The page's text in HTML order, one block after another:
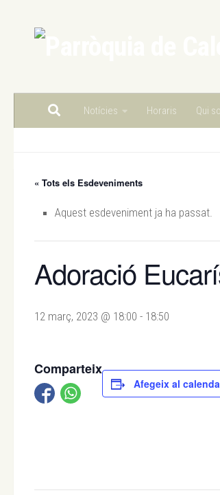
Notícies Horaris Qui
« Tots els Esdeveniments
Aquest esdeveniment ja ha passat.
Adoració
12 març, 2023 @ 18:00 - 18:50
Comparteix
Afegeix al